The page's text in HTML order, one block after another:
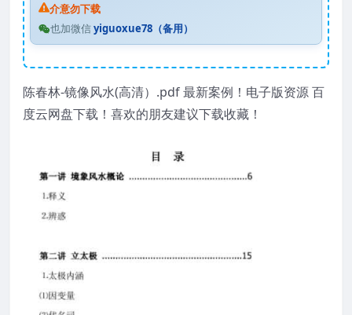
介意勿下载
也加微信yiguoxue78（备用）
陈春林-镜像风水(高清）.pdf 最新案例！电子版资源 百
度云网盘下载！喜欢的朋友建议下载收藏！